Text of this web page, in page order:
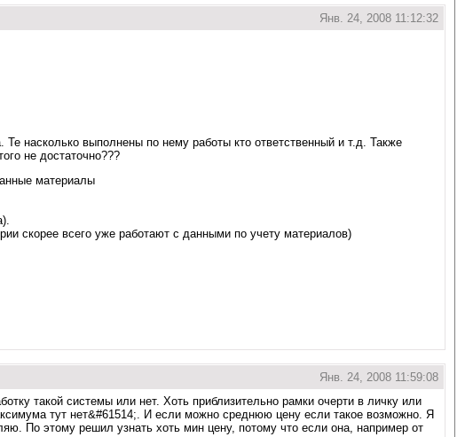
Янв. 24, 2008 11:12:32
насколько выполнены по нему работы кто ответственный и т.д. Также
не достаточно???
материалы
скорее всего уже работают с данными по учету материалов)
Янв. 24, 2008 11:59:08
такой системы или нет. Хоть приблизительно рамки очерти в личку или
тут нет&#61514;. И если можно среднюю цену если такое возможно. Я
По этому решил узнать хоть мин цену, потому что если она, например от